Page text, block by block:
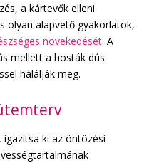
a kártevők elleni
olyan alapvető gyakorlatok,
növekedését. A
mellett a hosták dús
hálálják meg.
ki az öntözési